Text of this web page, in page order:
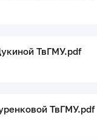
ТвГМУ.pdf
ТвГМУ.pdf